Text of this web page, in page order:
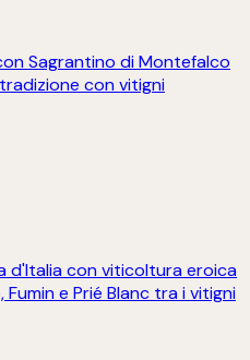
Sagrantino di Montefalco
con vitigni
d'Italia con viticoltura eroica
e Prié Blanc tra i vitigni